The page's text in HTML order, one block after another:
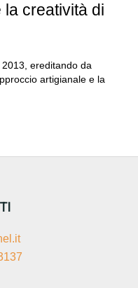
la creatività di
ereditando da
artigianale e la